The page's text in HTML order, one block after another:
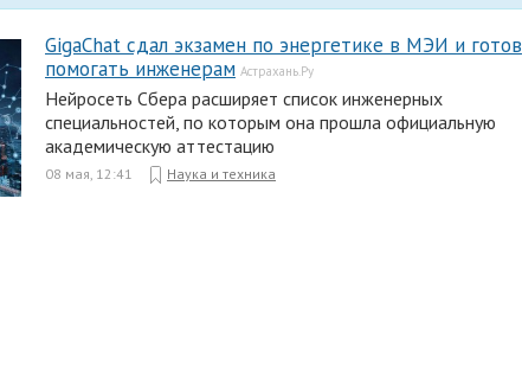
GigaChat сдал экзамен по энергетике в МЭИ и готов
помогать инженерам Астрахань.Ру
Нейросеть Сбера расширяет список инженерных
специальностей, по которым она прошла официальную
академическую аттестацию
08 мая, 12:41 Наука и техника